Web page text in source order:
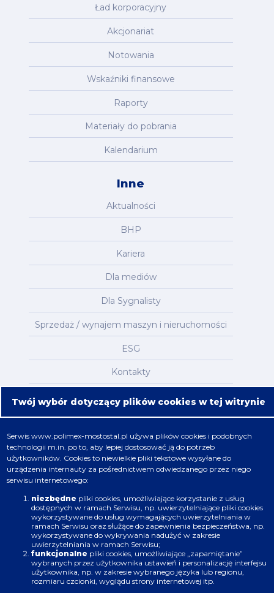
Ład korporacyjny
Akcjonariat
Notowania
Wskaźniki finansowe
Raporty
Materiały do pobrania
Kalendarium
Inne
Aktualności
BHP
Kariera
Dla mediów
Dla Sygnalisty
Sprzedaż / wynajem maszyn i nieruchomości
ESG
Kontakty
Mapa serwisu
Nafta, chemia, gaz
Energetyka
Budownictwo
Produkcja
Infrastruktura
Twój wybór dotyczący plików cookies w tej witrynie
Serwiswww.polimex-mostostal.pl używa plików cookies i podobnych
technologii m.in. po to, aby lepiej dostosować ją do potrzeb
użytkowników. Cookies to niewielkie pliki tekstowe wysyłane do
urządzenia internauty za pośrednictwem odwiedzanego przez niego
serwisu internetowego:
niezbędne pliki cookies, umożliwiające korzystanie z usług
dostępnych w ramach Serwisu, np. uwierzytelniające pliki cookies
wykorzystywane do usług wymagających uwierzytelniania w
ramach Serwisu oraz służące do zapewnienia bezpieczeństwa, np.
wykorzystywane do wykrywania nadużyć w zakresie
uwierzytelniania w ramach Serwisu;
funkcjonalne pliki cookies, umożliwiające „zapamiętanie”
wybranych przez użytkownika ustawień i personalizację interfejsu
użytkownika, np. w zakresie wybranego języka lub regionu,
rozmiaru czcionki, wyglądu strony internetowej itp.